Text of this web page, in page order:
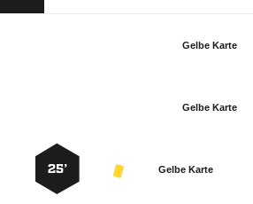
Gelbe Karte
Gelbe Karte
Gelbe Karte
25’